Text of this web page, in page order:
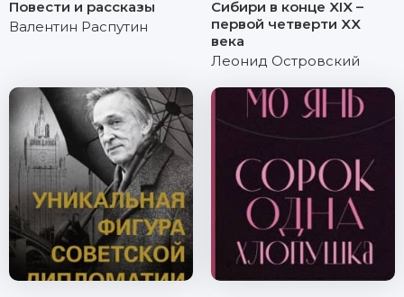
Повести и рассказы
Валентин Распутин
Сибири в конце XIX –
первой четверти XX
века
Леонид Островский